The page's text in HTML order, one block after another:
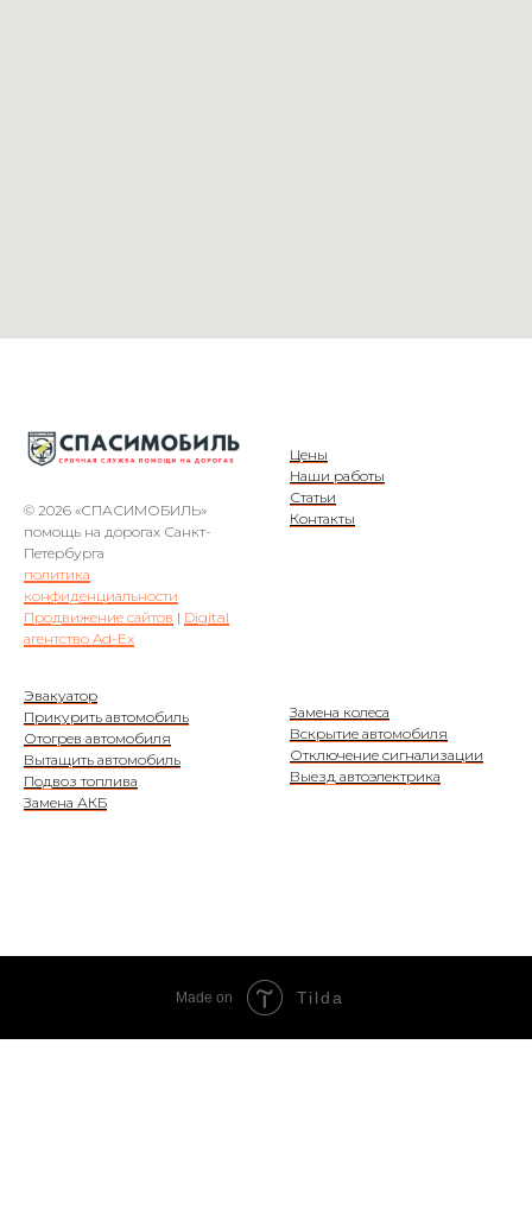
© 2026 «СПАСИМОБИЛЬ»
помощь на дорогах Санкт-
Петербурга
политика
конфиденциальности
Продвижение сайтов | Digital
агентство Ad-Ex
Цены
Наши работы
Статьи
Контакты
Эвакуатор
Прикурить автомобиль
Отогрев автомобиля
Вытащить автомобиль
Подвоз топлива
Замена АКБ
Замена колеса
Вскрытие автомобиля
Отключение сигнализации
Выезд автоэлектрика
Made on Tilda